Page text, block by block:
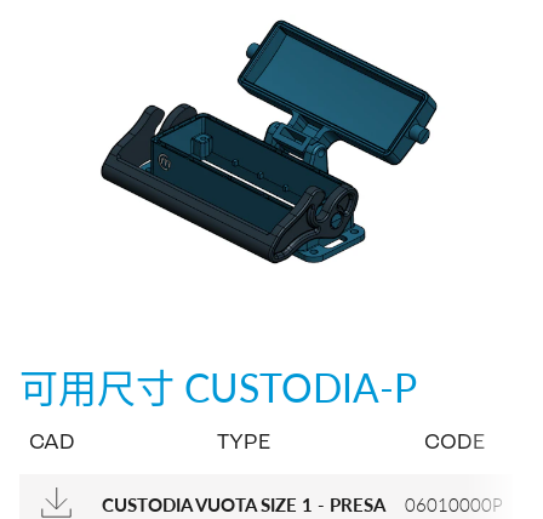
可用尺寸 CUSTODIA-P
CAD TYPE CODE
CUSTODIA VUOTA SIZE 1 - PRESA 06010000P